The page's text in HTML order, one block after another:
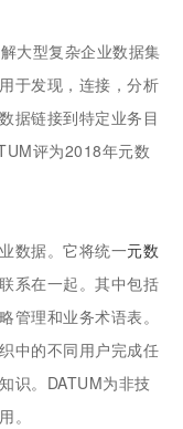
大型复杂企业数据集
于发现，连接，分析
据链接到特定业务目
评为2018年元数
数据。它将统一元数
系在一起。其中包括
管理和业务术语表。
中的不同用户完成任
识。DATUM为非技
。